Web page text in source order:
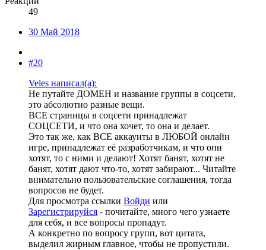
49
30 Май 2018
#20
Veles написал(а):
Не путайте ДОМЕН и название группы в соцсети,
это абсолютно разные вещи.
ВСЕ страницы в соцсети принадлежат
СОЦСЕТИ, и что она хочет, то она и делает.
Это так же, как ВСЕ аккаунты в ЛЮБОЙ онлайн
игре, принадлежат её разработчикам, и что они
хотят, то с ними и делают! Хотят банят, хотят не
банят, хотят дают что-то, хотят забирают... Читайте
внимательно пользовательские соглашения, тогда
вопросов не будет.
Для просмотра ссылки Войди или
Зарегистрируйся - почитайте, много чего узнаете
для себя, и все вопросы пропадут.
А конкретно по вопросу групп, вот цитата,
выделил жирным главное, чтобы не пропустили.